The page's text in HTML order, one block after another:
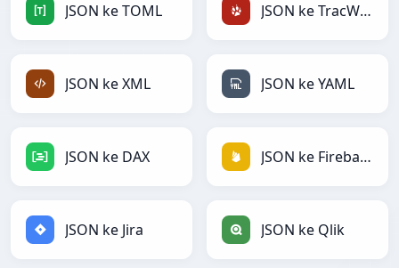
JSON ke TOML JSON ke TracWiki
JSON ke XML JSON ke YAML
JSON ke DAX JSON ke Firebase
JSON ke Jira JSON ke Qlik